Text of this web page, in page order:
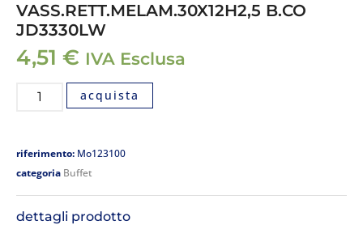
VASS.RETT.MELAM.30X12H2,5 B.CO
JD3330LW
4,51 € IVA Esclusa
acquista
riferimento: Mo123100
categoria Buffet
dettagli prodotto